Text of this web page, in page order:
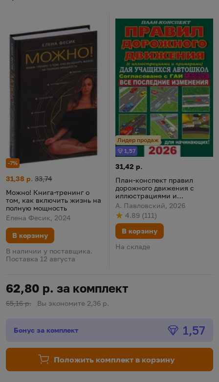
-7%
Можно! Книга-тренинг о том, как включить жизнь на полную
Цена:
31,38 р.
Старая цена:
33,74
Можно! Книга-тренинг о
том, как включить жизнь на
полную мощность
Елена Фесик, 2024
В корзину
В наличии у поставщика.
Поставка 12 августа
Лидер продаж
Бонус
1,57
План-конспект правил
Цена:
31,42 р.
План-конспект правил
дорожного движения с
иллюстрациями и
примерами для учащихся
автошкол 2026
А. Павловский, 2026
Рейтинг
4.89
из 5 (
по результату
111
голосов
)
В корзину
На складе
62,80 р. за комплект
65,16 р. Вы экономите 2,36 р.
Бонус за комплект Бонус
1,57
Положить комплект в корзину